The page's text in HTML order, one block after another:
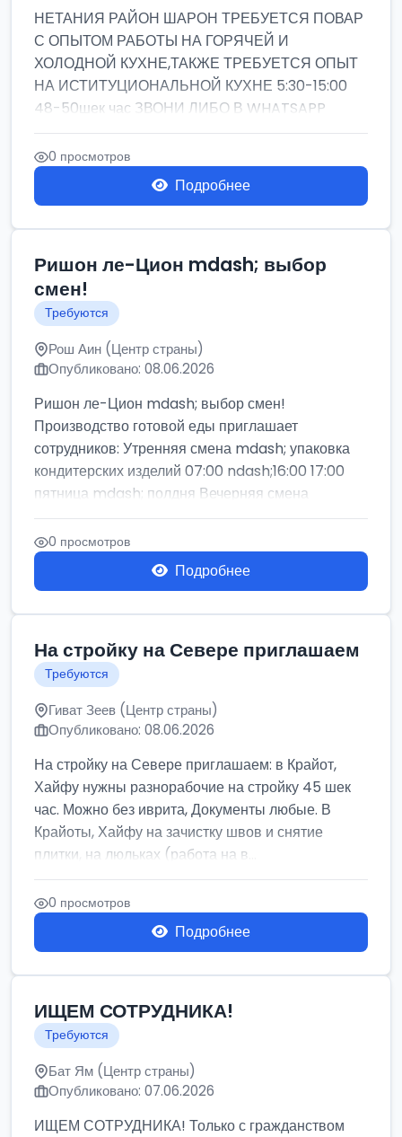
НЕТАНИЯ РАЙОН ШАРОН ТРЕБУЕТСЯ ПОВАР
С ОПЫТОМ РАБОТЫ НА ГОРЯЧЕЙ И
ХОЛОДНОЙ КУХНЕ,ТАКЖЕ ТРЕБУЕТСЯ ОПЫТ
НА ИСТИТУЦИОНАЛЬНОЙ КУХНЕ 5:30-15:00
48-50шек час ЗВОНИ ЛИБО В WHATSAPP
0 просмотров
Подробнее
Ришон ле-Цион mdash; выбор
смен!
Требуются
Рош Аин (Центр страны)
Опубликовано: 08.06.2026
Ришон ле-Цион mdash; выбор смен!
Производство готовой еды приглашает
сотрудников: Утренняя смена mdash; упаковка
кондитерских изделий 07:00 ndash;16:00 17:00
пятница mdash; полдня Вечерняя смена
mdash...
0 просмотров
Подробнее
На стройку на Севере приглашаем
Требуются
Гиват Зеев (Центр страны)
Опубликовано: 08.06.2026
На стройку на Севере приглашаем: в Крайот,
Хайфу нужны разнорабочие на стройку 45 шек
час. Можно без иврита, Документы любые. В
Крайоты, Хайфу на зачистку швов и снятие
плитки, на люльках (работа на в...
0 просмотров
Подробнее
ИЩЕМ СОТРУДНИКА!
Требуются
Бат Ям (Центр страны)
Опубликовано: 07.06.2026
ИЩЕМ СОТРУДНИКА! Только с гражданством